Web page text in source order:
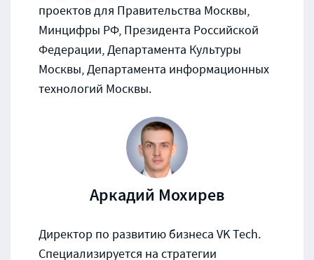
проектов для Правительства Москвы,
Минцифры РФ, Президента Российской
Федерации, Департамента Культуры
Москвы, Департамента информационных
технологий Москвы.
Аркадий Мохирев
Директор по развитию бизнеса VK Tech.
Специализируется на стратегии